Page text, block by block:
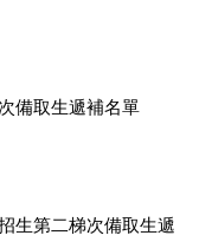
備取生遞補名單
生第二梯次備取生遞